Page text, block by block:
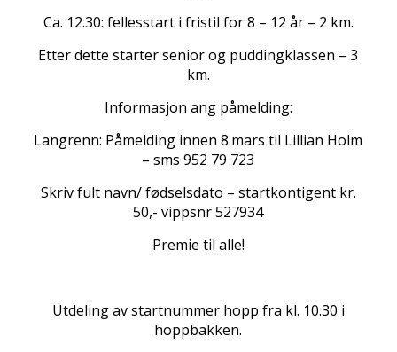
Ca. 12.30: fellesstart i fristil for 8 – 12 år – 2 km.
Etter dette starter senior og puddingklassen – 3
km.
Informasjon ang påmelding:
Langrenn: Påmelding innen 8.mars til Lillian Holm
– sms 952 79 723
Skriv fult navn/ fødselsdato – startkontigent kr.
50,- vippsnr 527934
Premie til alle!
Utdeling av startnummer hopp fra kl. 10.30 i
hoppbakken.